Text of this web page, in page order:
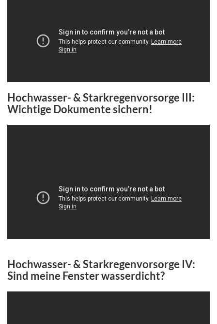
Hochwasser- & Starkregenvorsorge III:
Wichtige Dokumente sichern!
Hochwasser- & Starkregenvorsorge IV:
Sind meine Fenster wasserdicht?